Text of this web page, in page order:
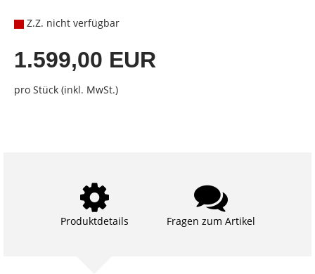
Z.Z. nicht verfügbar
1.599,00 EUR
pro Stück (inkl. MwSt.)
Produktdetails Fragen zum Artikel